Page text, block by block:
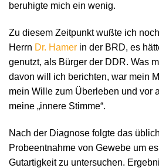
beruhigte mich ein wenig.
Zu diesem Zeitpunkt wußte ich
Herrn Dr. Hamer in der BRD, es
genutzt, als Bürger der DDR. Was
davon will ich berichten, war mein
mein Wille zum Überleben und vor
meine „innere Stimme“.
Nach der Diagnose folgte das
Probeentnahme von Gewebe um
Gutartigkeit zu untersuchen.